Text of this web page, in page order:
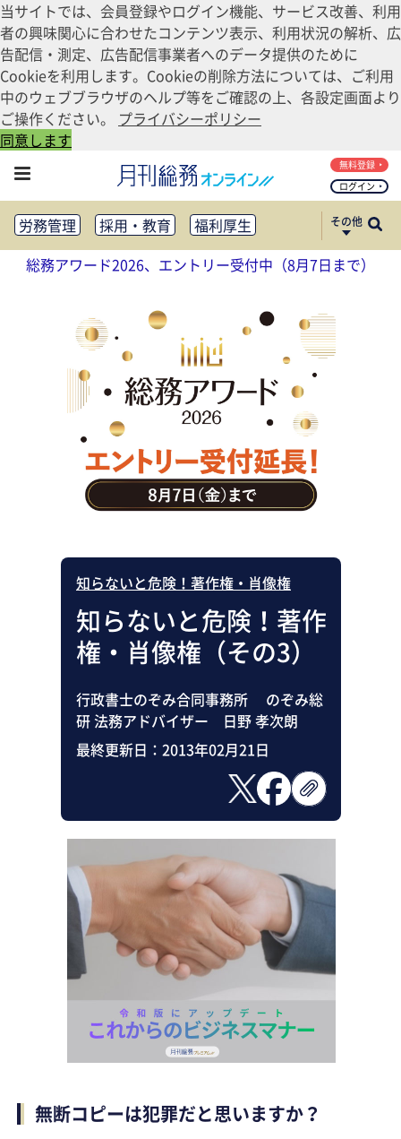
当サイトでは、会員登録やログイン機能、サービス改善、利用
者の興味関心に合わせたコンテンツ表示、利用状況の解析、広
告配信・測定、広告配信事業者へのデータ提供のために
Cookieを利用します。Cookieの削除方法については、ご利用
中のウェブブラウザのヘルプ等をご確認の上、各設定画面より
ご操作ください。 プライバシーポリシー
同意します
ログイン
無料登録
労務管理 採用・教育
福利厚生
健康経営
働き方改革
法務・コンプライアンス
リスクマネジメント・BCP
社外・社内広報
社外・社内コミュニケーション活性化
FM・オフィス移転
CSR・SDGs
テクノロジー活用・DX
助成金・補助金・コスト削減
アウトソーシング・BPO
調査・レポート
その他
総務アワード2026、エントリー受付中（8月7日まで）
知らないと危険！著作権・肖像権
知らないと危険！著作
権・肖像権（その3）
行政書士のぞみ合同事務所 のぞみ総
研 法務アドバイザー 日野 孝次朗
最終更新日： 2013年02月21日
無断コピーは犯罪だと思いますか？